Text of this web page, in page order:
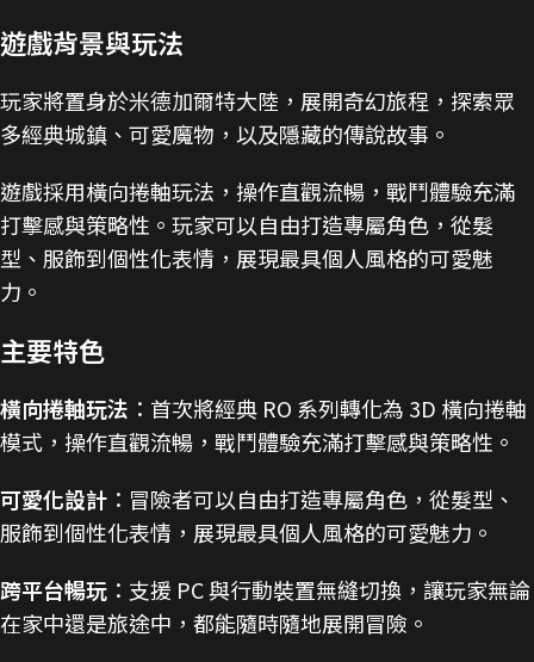
遊戲背景與玩法
玩家將置身於米德加爾特大陸，展開奇幻旅程，探索眾
多經典城鎮、可愛魔物，以及隱藏的傳說故事。
遊戲採用橫向捲軸玩法，操作直觀流暢，戰鬥體驗充滿
打擊感與策略性。玩家可以自由打造專屬角色，從髮
型、服飾到個性化表情，展現最具個人風格的可愛魅
力。
主要特色
橫向捲軸玩法 ：首次將經典 RO 系列轉化為 3D 橫向捲軸
模式，操作直觀流暢，戰鬥體驗充滿打擊感與策略性。
可愛化設計 ：冒險者可以自由打造專屬角色，從髮型、
服飾到個性化表情，展現最具個人風格的可愛魅力。
跨平台暢玩 ：支援 PC 與行動裝置無縫切換，讓玩家無論
在家中還是旅途中，都能隨時隨地展開冒險。